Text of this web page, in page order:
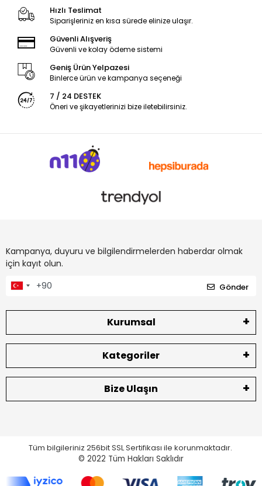
Hızlı Teslimat
Siparişleriniz en kısa sürede elinize ulaşır.
Güvenli Alışveriş
Güvenli ve kolay ödeme sistemi
Geniş Ürün Yelpazesi
Binlerce ürün ve kampanya seçeneği
7 / 24 DESTEK
Öneri ve şikayetlerinizi bize iletebilirsiniz.
Kampanya, duyuru ve bilgilendirmelerden haberdar olmak
için kayıt olun.
Gönder
Kurumsal
Kategoriler
Bize Ulaşın
Tüm bilgileriniz 256bit SSL Sertifikası ile korunmaktadır.
© 2022 Tüm Hakları Saklıdır